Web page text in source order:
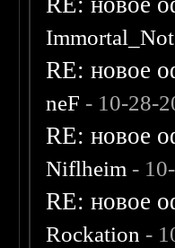
Immortal_Not
RE: новое
neF - 10-28-
RE: новое
Niflheim -
RE: новое
Rockation -